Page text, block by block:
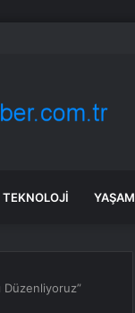
buldu
TEKNOLOJI YAŞAM
Düzenliyoruz”